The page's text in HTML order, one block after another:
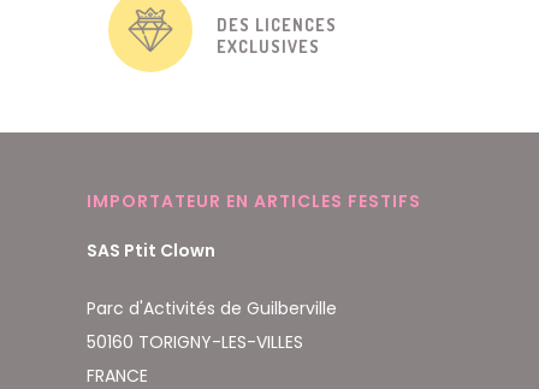
DES LICENCES
EXCLUSIVES
IMPORTATEUR EN ARTICLES FESTIFS
SAS Ptit Clown
Parc d'Activités de Guilberville
50160 TORIGNY-LES-VILLES
FRANCE